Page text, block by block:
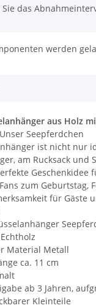
das
werden
aus Holz
Unser Seepferdchen
ist nicht nur
am Rucksack und
Geschenkidee
zum Geburtstag,
für Gäste
Material Metall
ca. 11 cm
ab 3 Jahren,
Kleinteile